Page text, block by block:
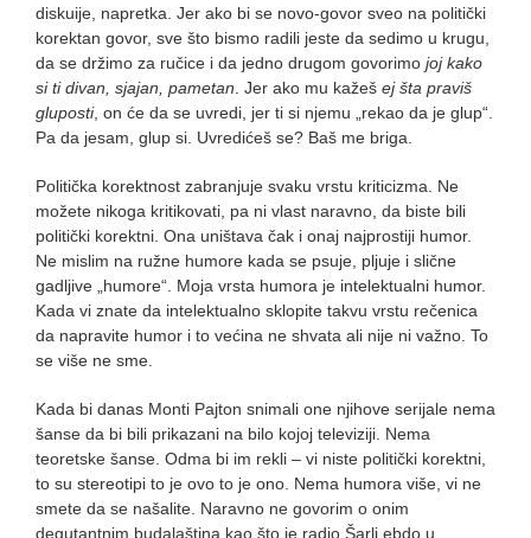
diskuije, napretka. Jer ako bi se novo-govor sveo na politički
korektan govor, sve što bismo radili jeste da sedimo u krugu,
da se držimo za ručice i da jedno drugom govorimo joj kako
si ti divan, sjajan, pametan. Jer ako mu kažeš ej šta praviš
gluposti, on će da se uvredi, jer ti si njemu „rekao da je glup“.
Pa da jesam, glup si. Uvredićeš se? Baš me briga.
Politička korektnost zabranjuje svaku vrstu kriticizma. Ne
možete nikoga kritikovati, pa ni vlast naravno, da biste bili
politički korektni. Ona uništava čak i onaj najprostiji humor.
Ne mislim na ružne humore kada se psuje, pljuje i slične
gadljive „humore“. Moja vrsta humora je intelektualni humor.
Kada vi znate da intelektualno sklopite takvu vrstu rečenica
da napravite humor i to većina ne shvata ali nije ni važno. To
se više ne sme.
Kada bi danas Monti Pajton snimali one njihove serijale nema
šanse da bi bili prikazani na bilo kojoj televiziji. Nema
teoretske šanse. Odma bi im rekli – vi niste politički korektni,
to su stereotipi to je ovo to je ono. Nema humora više, vi ne
smete da se našalite. Naravno ne govorim o onim
degutantnim budalaština kao što je radio Šarli ebdo u